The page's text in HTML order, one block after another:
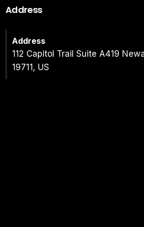
Address
Address
112 Capitol Trail Suite A419
19711, US